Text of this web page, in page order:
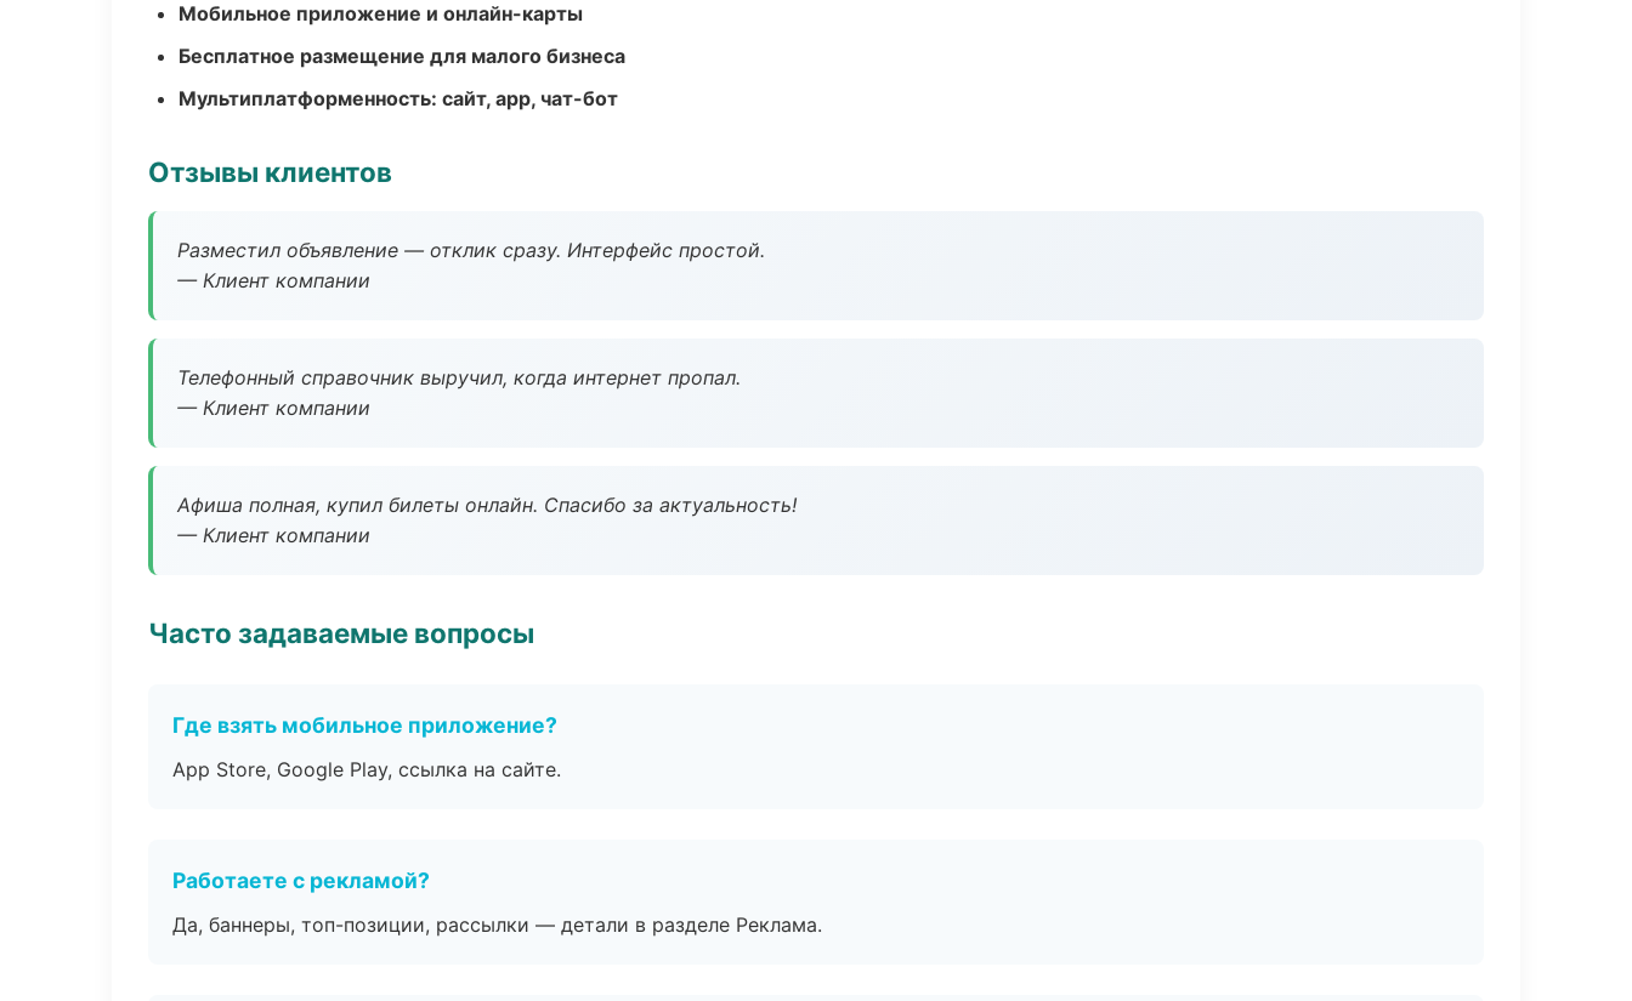
Мобильное приложение и онлайн-карты
Бесплатное размещение для малого бизнеса
Мультиплатформенность: сайт, app, чат-бот
Отзывы клиентов
Разместил объявление — отклик сразу. Интерфейс простой.
— Клиент компании
Телефонный справочник выручил, когда интернет пропал.
— Клиент компании
Афиша полная, купил билеты онлайн. Спасибо за актуальность!
— Клиент компании
Часто задаваемые вопросы
Где взять мобильное приложение?
App Store, Google Play, ссылка на сайте.
Работаете с рекламой?
Да, баннеры, топ-позиции, рассылки — детали в разделе Реклама.